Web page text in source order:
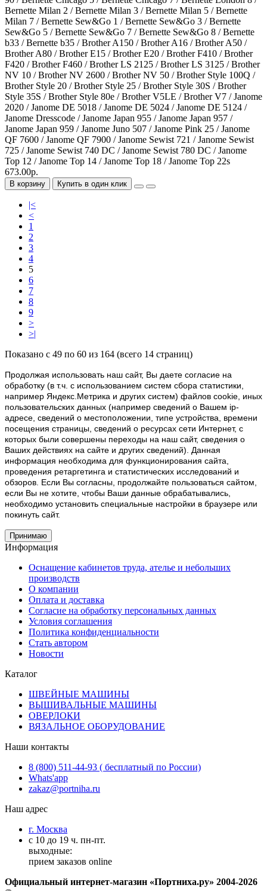
Bernette Milan 2 / Bernette Milan 3 / Bernette Milan 5 / Bernette
Milan 7 / Bernette Sew&Go 1 / Bernette Sew&Go 3 / Bernette
Sew&Go 5 / Bernette Sew&Go 7 / Bernette Sew&Go 8 / Bernette
b33 / Bernette b35 / Brother A150 / Brother A16 / Brother A50 /
Brother A80 / Brother E15 / Brother E20 / Brother F410 / Brother
F420 / Brother F460 / Brother LS 2125 / Brother LS 3125 / Brother
NV 10 / Brother NV 2600 / Brother NV 50 / Brother Style 100Q /
Brother Style 20 / Brother Style 25 / Brother Style 30S / Brother
Style 35S / Brother Style 80e / Brother V5LE / Brother V7 / Janome
2020 / Janome DE 5018 / Janome DE 5024 / Janome DE 5124 /
Janome Dresscode / Janome Japan 955 / Janome Japan 957 /
Janome Japan 959 / Janome Juno 507 / Janome Pink 25 / Janome
QF 7600 / Janome QF 7900 / Janome Sewist 721 / Janome Sewist
725 / Janome Sewist 740 DC / Janome Sewist 780 DC / Janome
Top 12 / Janome Top 14 / Janome Top 18 / Janome Top 22s
673.00р.
В корзину Купить в один клик
|<
<
1
2
3
4
5
6
7
8
9
>
>|
Показано с 49 по 60 из 164 (всего 14 страниц)
Продолжая использовать наш cайт, Вы даете согласие на
обработку (в т.ч. с использованием систем сбора статистики,
например Яндекс.Метрика и других систем) файлов cookie, иных
пользовательских данных (например сведений о Вашем ip-
адресе, сведений о местоположении, типе устройства, времени
посещения страницы, сведений о ресурсах сети Интернет, с
которых были совершены переходы на наш сайт, сведения о
Ваших действиях на сайте и других сведений). Данная
информация необходима для функционирования сайта,
проведения ретаргетинга и статистических исследований и
обзоров. Если Вы согласны, продолжайте пользоваться сайтом,
если Вы не хотите, чтобы Ваши данные обрабатывались,
необходимо установить специальные настройки в браузере или
покинуть сайт.
Принимаю
Информация
Оснащение кабинетов труда, ателье и небольших
производств
О компании
Оплата и доставка
Согласие на обработку персональных данных
Условия соглашения
Политика конфиденциальности
Стать автором
Новости
Каталог
ШВЕЙНЫЕ МАШИНЫ
ВЫШИВАЛЬНЫЕ МАШИНЫ
ОВЕРЛОКИ
ВЯЗАЛЬНОЕ ОБОРУДОВАНИЕ
Наши контакты
8 (800) 511-44-93 ( бесплатный по России)
Whats'app
zakaz@portniha.ru
Наш адрес
г. Москва
с 10 до 19 ч. пн-пт.
выходные:
прием заказов online
Официальный интернет-магазин «Портниха.ру» 2004-2026